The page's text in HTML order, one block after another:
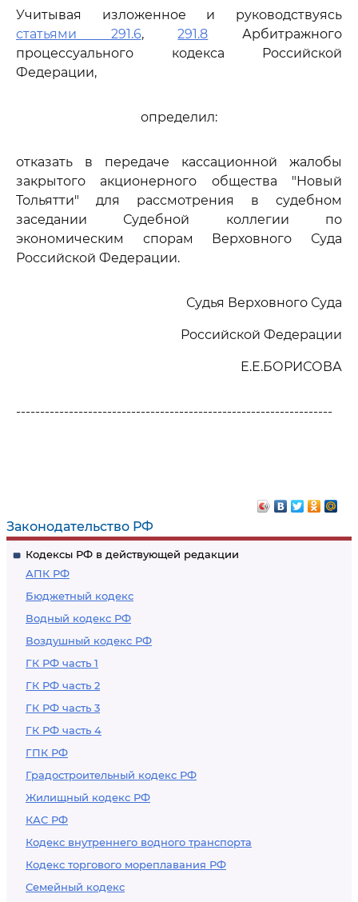
Законодательство РФ
Кодексы РФ в действующей редакции
АПК РФ
Бюджетный кодекс
Водный кодекс РФ
Воздушный кодекс РФ
ГК РФ часть 1
ГК РФ часть 2
ГК РФ часть 3
ГК РФ часть 4
ГПК РФ
Градостроительный кодекс РФ
Жилищный кодекс РФ
КАС РФ
Кодекс внутреннего водного транспорта
Кодекс торгового мореплавания РФ
Семейный кодекс
Учитывая изложенное и руководствуясь
статьями 291.6,291.8 Арбитражного
процессуального кодекса Российской
Федерации,
определил:
отказать в передаче кассационной жалобы
закрытого акционерного общества "Новый
Тольятти" для рассмотрения в судебном
заседании Судебной коллегии по
экономическим спорам Верховного Суда
Российской Федерации.
Судья Верховного Суда
Российской Федерации
Е.Е.БОРИСОВА
------------------------------------------------------------------